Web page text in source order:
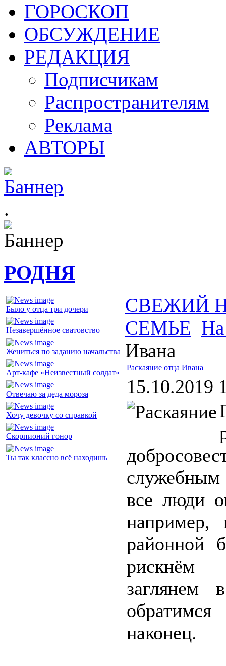
ГОРОСКОП
ОБСУЖДЕНИЕ
РЕДАКЦИЯ
Подписчикам
Распространителям
Реклама
АВТОРЫ
.
РОДНЯ
Было у отца три дочери
Незавершённое сватовство
Жениться по заданию начальства
Арт-кафе «Неизвестный солдат»
Отвечаю за деда мороза
Хочу девочку со справкой
Скорпионий гонор
Ты так классно всё находишь
СВЕЖИЙ
СЕМЬЕ На
Ивана
Раскаяние отца Ивана
15.10.2019
все люди
например,
районной
рискнём
заглянем
наконец.